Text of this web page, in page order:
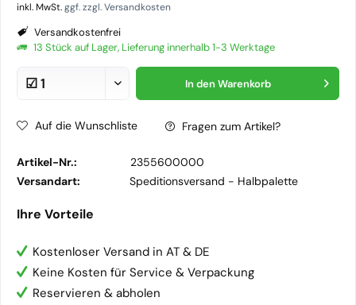
inkl. MwSt.ggf. zzgl. Versandkosten
Versandkostenfrei
13 Stück auf Lager, Lieferung innerhalb 1-3 Werktage
In den Warenkorb
Auf die Wunschliste Fragen zum Artikel?
Artikel-Nr.:
2355600000
Versandart:
Speditionsversand - Halbpalette
Ihre Vorteile
Kostenloser Versand in AT & DE
Keine Kosten für Service & Verpackung
Reservieren & abholen